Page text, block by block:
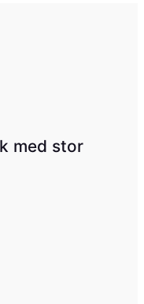
med stor